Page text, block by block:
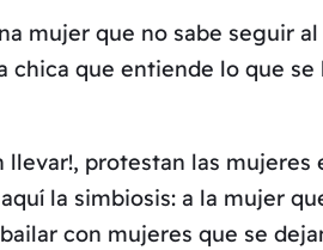
mujer que no sabe seguir
que entiende lo que se
llevar!, protestan las
la simbiosis: a la mujer
con mujeres que se